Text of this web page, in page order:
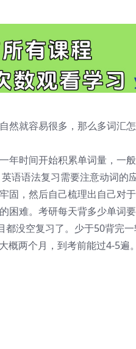
然就容易很多，那么多词汇
年时间开始积累单词量，一
语语法复习需要注意动词的
固，然后自己梳理出自己对
困难。考研每天背多少单词
没空复习了。少于50背完
两个月，到考前能过4-5遍。